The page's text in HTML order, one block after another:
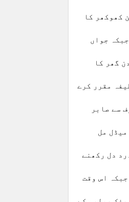
کھوکھر کا
جبکہ جواں
گھر کا
مقرر کرے
سے صابر
مل
دل رکھنے
اس وقت